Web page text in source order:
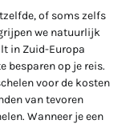
of soms zelfs
we natuurlijk
in Zuid-Europa
besparen op je reis.
voor de kosten
van tevoren
Wanneer je een